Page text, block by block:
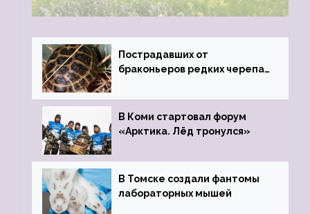
Пострадавших от
браконьеров редких черепах
зоопарк
В Коми стартовал форум
«Арктика. Лёд тронулся»
В Томске создали фантомы
лабораторных мышей